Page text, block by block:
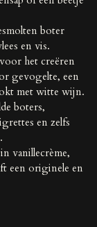
boter
en vis.
het creëren
gevogelte, een
met witte wijn.
boters,
en zelfs
vanillecrème,
een originele en